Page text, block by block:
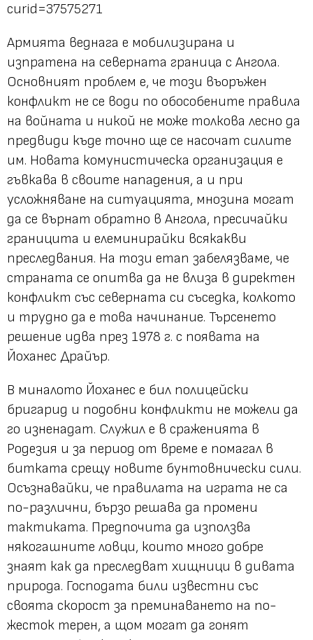
curid=37575271
Армията веднага е мобилизирана и
изпратена на северната граница с Ангола.
Основният проблем е, че този въоръжен
конфликт не се води по обособените правила
на войната и никой не може толкова лесно да
предвиди къде точно ще се насочат силите
им. Новата комунистическа организация е
гъвкава в своите нападения, а и при
усложняване на ситуацията, мнозина могат
да се върнат обратно в Ангола, пресичайки
границита и елеминирайки всякакви
преследвания. На този етап забелязваме, че
страната се опитва да не влиза в директен
конфликт със северната си съседка, колкото
и трудно да е това начинание. Търсенето
решение идва през 1978 г. с появата на
Йоханес Драйър.
В миналото Йоханес е бил полицейски
бригарид и подобни конфликти не можели да
го изненадат. Служил е в сраженията в
Родезия и за период от време е помагал в
битката срещу новите бунтовнически сили.
Осъзнавайки, че правилата на играта не са
по-различни, бързо решава да промени
тактиката. Предпочита да използва
някогашните ловци, които много добре
знаят как да преследват хищници в дивата
природа. Господата били известни със
своята скорост за преминаването на по-
жесток терен, а щом могат да гонят